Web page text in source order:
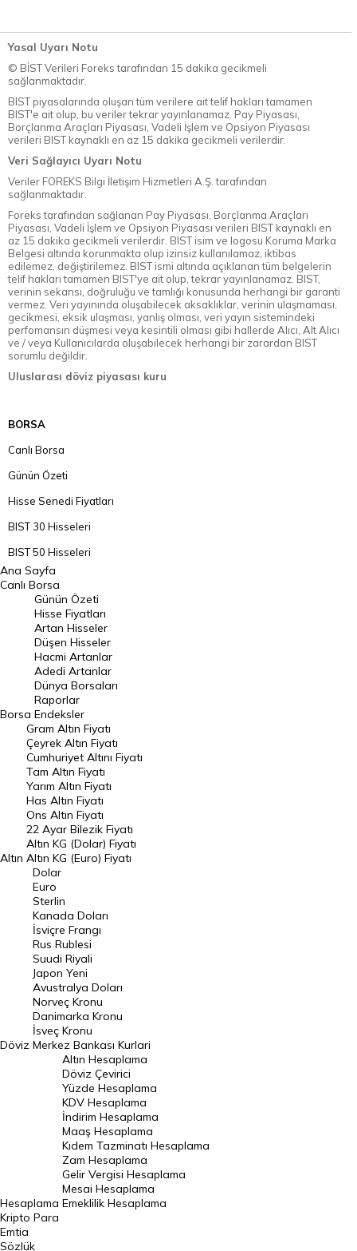
Yasal Uyarı Notu
© BİST Verileri Foreks tarafından 15 dakika gecikmeli
sağlanmaktadır.
BIST piyasalarında oluşan tüm verilere ait telif hakları tamamen
BIST'e ait olup, bu veriler tekrar yayınlanamaz. Pay Piyasası,
Borçlanma Araçları Piyasası, Vadeli İşlem ve Opsiyon Piyasası
verileri BIST kaynaklı en az 15 dakika gecikmeli verilerdir.
Veri Sağlayıcı Uyarı Notu
Veriler FOREKS Bilgi İletişim Hizmetleri A.Ş. tarafından
sağlanmaktadır.
Foreks tarafından sağlanan Pay Piyasası, Borçlanma Araçları
Piyasası, Vadeli İşlem ve Opsiyon Piyasası verileri BIST kaynaklı en
az 15 dakika gecikmeli verilerdir. BIST isim ve logosu Koruma Marka
Belgesi altında korunmakta olup izinsiz kullanılamaz, iktibas
edilemez, değiştirilemez. BIST ismi altında açıklanan tüm belgelerin
telif hakları tamamen BIST'ye ait olup, tekrar yayınlanamaz. BIST,
verinin sekansı, doğruluğu ve tamlığı konusunda herhangi bir garanti
vermez. Veri yayınında oluşabilecek aksaklıklar, verinin ulaşmaması,
gecikmesi, eksik ulaşması, yanlış olması, veri yayın sistemindeki
perfomansın düşmesi veya kesintili olması gibi hallerde Alıcı, Alt Alıcı
ve / veya Kullanıcılarda oluşabilecek herhangi bir zarardan BIST
sorumlu değildir.
Uluslarası döviz piyasası kuru
BORSA
Canlı Borsa
Günün Özeti
Hisse Senedi Fiyatları
BIST 30 Hisseleri
BIST 50 Hisseleri
BIST 100 Hisseleri
En Çok Artan Hisseler
En Çok Düşen Hisseler
Hacmi Artanlar
Geçmiş Kapanışlar
Dünya Borsaları
Raporlar
Endeksler
DÖVİZ
Döviz Kuru
Dolar Kuru
Euro Kuru
Pound Kuru
Frank Kuru
Riyal Kuru
Avustralya Doları
Danimarka Kronu Kuru
Kanada Doları Kuru
Norveç Kronu Kuru
İsveç Kronu Kuru
Japon Yeni Kuru
Serbest Piyasa Döviz Kurları
Merkez Bankası Döviz Kurları
Altın Fiyatları
Gram Altın Fiyatı
Ana Sayfa
Canlı Borsa
Borsa
Günün Özeti
Hisse Fiyatları
Artan Hisseler
Düşen Hisseler
Hacmi Artanlar
Adedi Artanlar
Dünya Borsaları
Raporlar
Endeksler
Altın
Gram Altın Fiyatı
Çeyrek Altın Fiyatı
Cumhuriyet Altını Fiyatı
Tam Altın Fiyatı
Yarım Altın Fiyatı
Has Altın Fiyatı
Ons Altın Fiyatı
22 Ayar Bilezik Fiyatı
Altın KG (Dolar) Fiyatı
Altın KG (Euro) Fiyatı
Döviz
Dolar
Euro
Sterlin
Kanada Doları
İsviçre Frangı
Rus Rublesi
Suudi Riyali
Japon Yeni
Avustralya Doları
Norveç Kronu
Danimarka Kronu
İsveç Kronu
Merkez Bankası Kurlari
Hesaplama
Altın Hesaplama
Döviz Çevirici
Yüzde Hesaplama
KDV Hesaplama
İndirim Hesaplama
Maaş Hesaplama
Kıdem Tazminatı Hesaplama
Zam Hesaplama
Gelir Vergisi Hesaplama
Mesai Hesaplama
Emeklilik Hesaplama
Kripto Para
Emtia
Sözlük